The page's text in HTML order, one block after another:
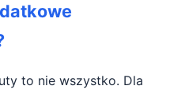
to nie wszystko. Dla